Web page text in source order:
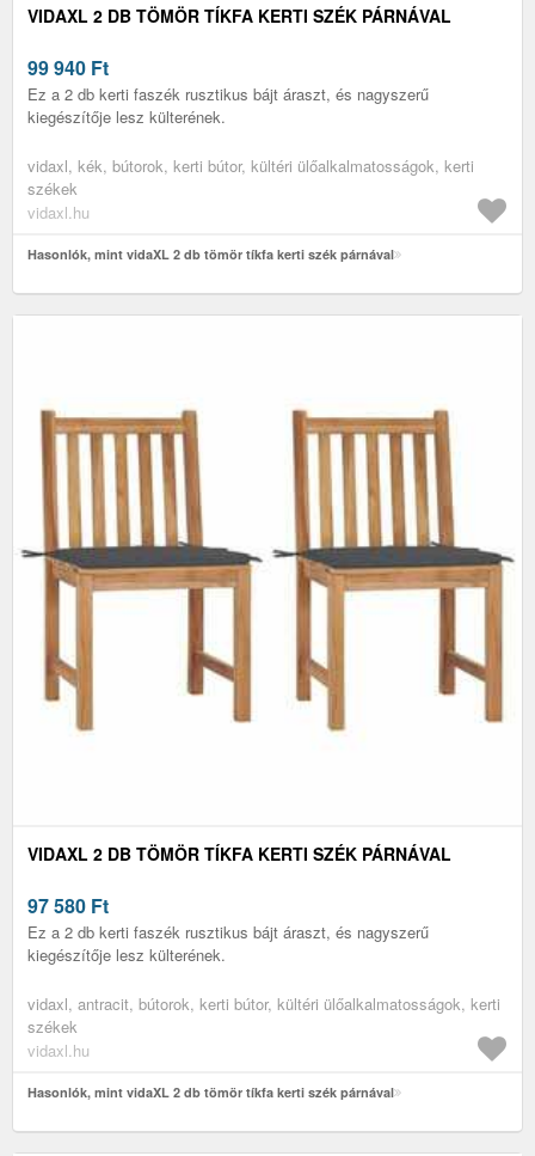
VIDAXL 2 DB TÖMÖR TÍKFA KERTI SZÉK PÁRNÁVAL
99 940 Ft
Ez a 2 db kerti faszék rusztikus bájt áraszt, és nagyszerű
kiegészítője lesz külterének.
vidaxl, kék, bútorok, kerti bútor, kültéri ülőalkalmatosságok, kerti
székek
vidaxl.hu
Hasonlók, mint vidaXL 2 db tömör tíkfa kerti szék párnával
VIDAXL 2 DB TÖMÖR TÍKFA KERTI SZÉK PÁRNÁVAL
97 580 Ft
Ez a 2 db kerti faszék rusztikus bájt áraszt, és nagyszerű
kiegészítője lesz külterének.
vidaxl, antracit, bútorok, kerti bútor, kültéri ülőalkalmatosságok, kerti
székek
vidaxl.hu
Hasonlók, mint vidaXL 2 db tömör tíkfa kerti szék párnával